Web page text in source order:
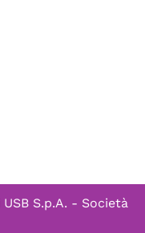
USB S.p.A. - Società